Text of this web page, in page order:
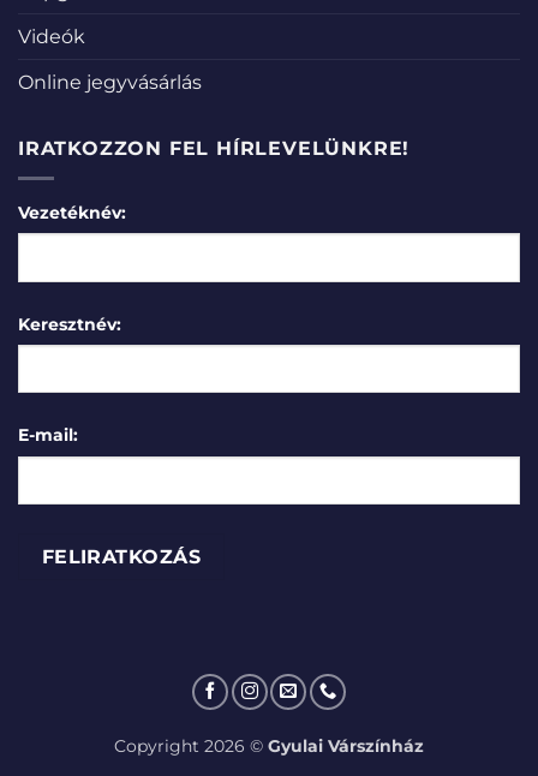
Videók
Online jegyvásárlás
IRATKOZZON FEL HÍRLEVELÜNKRE!
Vezetéknév:
Keresztnév:
E-mail:
Copyright 2026 © Gyulai Várszínház